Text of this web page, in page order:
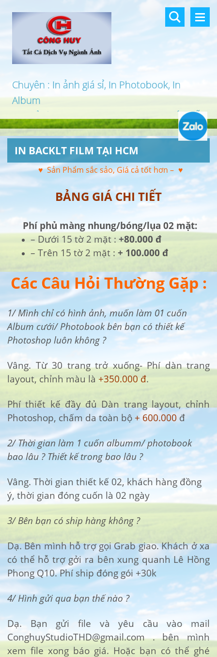
Chuyên : In ảnh giá sỉ, In Photobook, In
Album
In khổ lớn, In UV 3D, In Canvas, In PP, Ép Gỗ
…
IN BACKLT FILM TẠI HCM
♥ Sản Phẩm sắc sảo, Giá cả tốt hơn – ♥
BẢNG GIÁ CHI TIẾT
Phí phủ màng nhung/bóng/lụa 02 mặt:
– Dưới 15 tờ 2 mặt : +80.000 đ
– Trên 15 tờ 2 mặt : + 100.000 đ
Các Câu Hỏi Thường Gặp :
1/ Mình chỉ có hình ảnh, muốn làm 01 cuốn
Album cưới/ Photobook bên bạn có thiết kế
Photoshop luôn không ?
Vâng. Từ 30 trang trở xuống- Phí dàn trang
layout, chỉnh màu là +350.000 đ.
Phí thiết kế đầy đủ Dàn trang layout, chỉnh
Photoshop, chấm da toàn bộ + 600.000 đ
2/ Thời gian làm 1 cuốn albumm/ photobook
bao lâu ? Thiết kế trong bao lâu ?
Vâng. Thời gian thiết kế 02, khách hàng đồng
ý, thời gian đóng cuốn là 02 ngày
3/ Bên bạn có ship hàng không ?
Dạ. Bên mình hỗ trợ gọi Grab giao. Khách ở xa
có thể hỗ trợ gởi ra bên xung quanh Lê Hồng
Phong Q10. Phí ship đóng gói +30k
4/ Hình gửi qua bạn thế nào ?
Dạ. Bạn gửi file và yêu cầu vào mail
ConghuyStudioTHD@gmail.com. bên mình
xem file xong báo giá. Hoặc bạn có thể ghé